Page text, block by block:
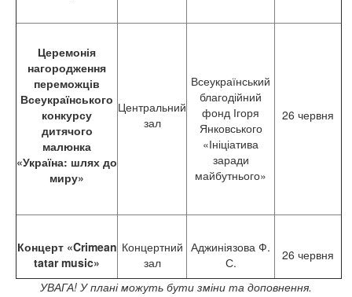
Церемонія
нагородження
переможців
Всеукраїнського
конкурсу
дитячого
малюнка
«Україна: шлях до
миру»
Центральний
зал
Всеукраїнський
благодійний
фонд Ігоря
Янковського
«Ініціатива
заради
майбутнього»
26 червня
Концерт «Crimean
tatar music»
Концертний
зал
Аджиніязова Ф.
С.
26 червня
УВАГА! У плані можуть бути зміни та доповнення.